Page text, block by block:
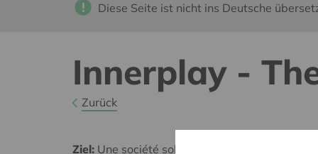
Diese Seite ist nicht ins Deutsche
Innerplay -
Zurück
Ziel: Une société solidaire et respectueuse,